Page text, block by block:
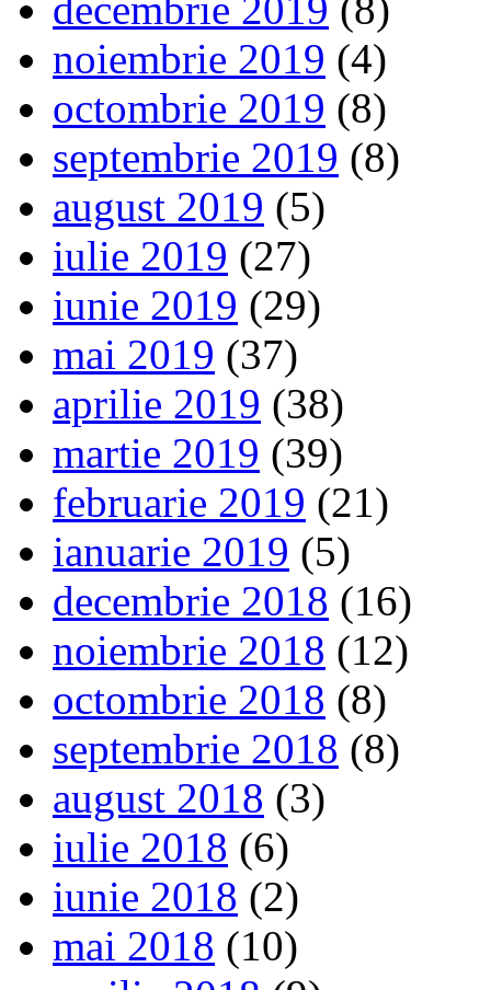
noiembrie 2019 (4)
octombrie 2019 (8)
septembrie 2019 (8)
august 2019 (5)
iulie 2019 (27)
iunie 2019 (29)
mai 2019 (37)
aprilie 2019 (38)
martie 2019 (39)
februarie 2019 (21)
ianuarie 2019 (5)
decembrie 2018 (16)
noiembrie 2018 (12)
octombrie 2018 (8)
septembrie 2018 (8)
august 2018 (3)
iulie 2018 (6)
iunie 2018 (2)
mai 2018 (10)